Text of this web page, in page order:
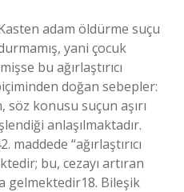
adam öldürme suçu
yani çocuk
bu ağırlaştırıcı
doğan sebepler:
konusu suçun aşırı
anlaşılmaktadır.
maddede “ağırlaştırıcı
bu, cezayı artıran
gelmektedir18. Bileşik